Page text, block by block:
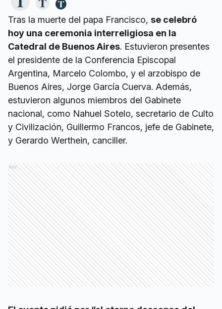
Tras la muerte del papa Francisco, se celebró
hoy una ceremonia interreligiosa en la
Catedral de Buenos Aires. Estuvieron presentes
el presidente de la Conferencia Episcopal
Argentina, Marcelo Colombo, y el arzobispo de
Buenos Aires, Jorge García Cuerva. Además,
estuvieron algunos miembros del Gabinete
nacional, como Nahuel Sotelo, secretario de Culto
y Civilización, Guillermo Francos, jefe de Gabinete,
y Gerardo Werthein, canciller.
Ads